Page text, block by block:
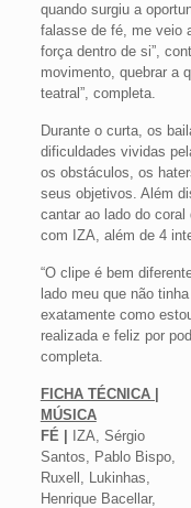
quando surgiu a
falasse de fé, me veio
força dentro de si”,
movimento, quebrar a
teatral”, completa.
Durante o curta, os
dificuldades vividas
os obstáculos, os
seus objetivos. Além
cantar ao lado do
com IZA, além de 4
“O clipe é bem
lado meu que não
exatamente como
realizada e feliz por
completa.
FICHA TÉCNICA |
MÚSICA
FÉ |
IZA, Sérgio
Santos, Pablo Bispo,
Ruxell, Lukinhas,
Henrique Bacellar,